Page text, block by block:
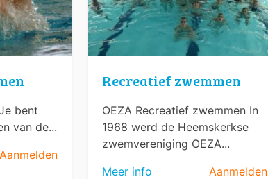
bent
van de...
Aanmelden
Recreatief zwemmen
OEZA Recreatief zwemmen In
1968 werd de Heemskerkse
zwemvereniging OEZA...
Meer info
Aanmelden